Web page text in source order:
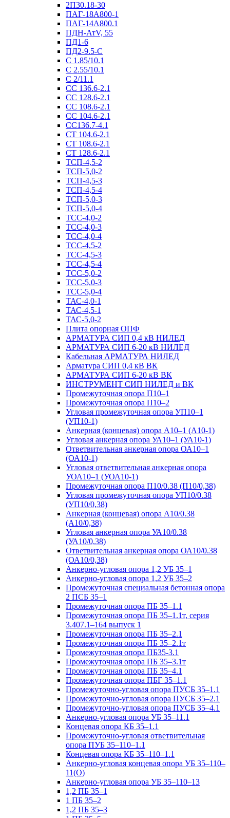
2П30.18-30
ПАГ-18А800-1
ПАГ-14А800.1
ПДН-АтV, 55
ПД1-6
ПД2-9.5-С
С 1.85/10.1
С 2.55/10.1
С 2/11.1
СС 136.6-2.1
СС 128.6-2.1
СС 108.6-2.1
СС 104.6-2.1
СС136.7-4.1
СТ 104.6-2.1
СТ 108.6-2.1
СТ 128.6-2.1
ТСП-4,5-2
ТСП-5,0-2
ТСП-4,5-3
ТСП-4,5-4
ТСП-5,0-3
ТСП-5,0-4
ТСС-4,0-2
ТСС-4,0-3
ТСС-4,0-4
ТСС-4,5-2
ТСС-4,5-3
ТСС-4,5-4
ТСС-5,0-2
ТСС-5,0-3
ТСС-5,0-4
ТАС-4,0-1
ТАС-4,5-1
ТАС-5,0-2
Плита опорная ОПФ
АРМАТУРА СИП 0,4 кВ НИЛЕД
АРМАТУРА СИП 6-20 кВ НИЛЕД
Кабельная АРМАТУРА НИЛЕД
Арматура СИП 0,4 кВ ВК
АРМАТУРА СИП 6-20 кВ ВК
ИНСТРУМЕНТ СИП НИЛЕД и ВК
Промежуточная опора П10–1
Промежуточная опора П10–2
Угловая промежуточная опора УП10–1
(УП10-1)
Анкерная (концевая) опора А10–1 (А10-1)
Угловая анкерная опора УА10–1 (УА10-1)
Ответвительная анкерная опора ОА10–1
(ОА10-1)
Угловая ответвительная анкерная опора
УОА10–1 (УОА10-1)
Промежуточная опора П10/0.38 (П10/0,38)
Угловая промежуточная опора УП10/0.38
(УП10/0,38)
Анкерная (концевая) опора А10/0.38
(А10/0,38)
Угловая анкерная опора УА10/0.38
(УА10/0,38)
Ответвительная анкерная опора ОА10/0.38
(ОА10/0,38)
Анкерно-угловая опора 1,2 УБ 35–1
Анкерно-угловая опора 1,2 УБ 35–2
Промежуточная специальная бетонная опора
2 ПСБ 35–1
Промежуточная опора ПБ 35–1.1
Промежуточная опора ПБ 35–1.1т, серия
3.407.1–164 выпуск 1
Промежуточная опора ПБ 35–2.1
Промежуточная опора ПБ 35–2.1т
Промежуточная опора ПБ35-3.1
Промежуточная опора ПБ 35–3.1т
Промежуточная опора ПБ 35–4.1
Промежуточная опора ПБГ 35–1.1
Промежуточно-угловая опора ПУСБ 35–1.1
Промежуточно-угловая опора ПУСБ 35–2.1
Промежуточно-угловая опора ПУСБ 35–4.1
Анкерно-угловая опора УБ 35–11.1
Концевая опора КБ 35–1.1
Промежуточно-угловая ответвительная
опора ПУБ 35–110–1.1
Концевая опора КБ 35–110–1.1
Анкерно-угловая концевая опора УБ 35–110–
11(О)
Анкерно-угловая опора УБ 35–110–13
1,2 ПБ 35–1
1 ПБ 35–2
1,2 ПБ 35–3